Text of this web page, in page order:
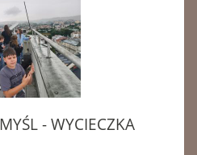
- WYCIECZKA